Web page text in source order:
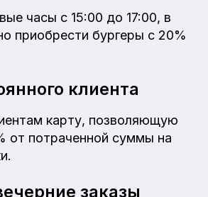
часы с 15:00 до 17:00, в
приобрести бургеры с 20%
клиента
карту, позволяющую
от потраченной суммы на
заказы